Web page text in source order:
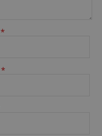
*
*